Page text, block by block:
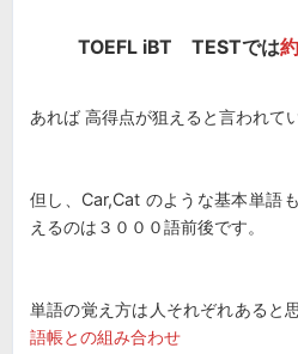
TOEFL iBT TESTでは
あれば 高得点が狙えると言われて
但し、Car,Cat のような基本単語
えるのは３０００語前後です。
単語の覚え方は人それぞれあると
語帳との組み合わせ